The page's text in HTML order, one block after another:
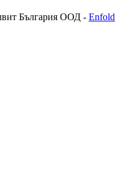
България ООД - Enfold